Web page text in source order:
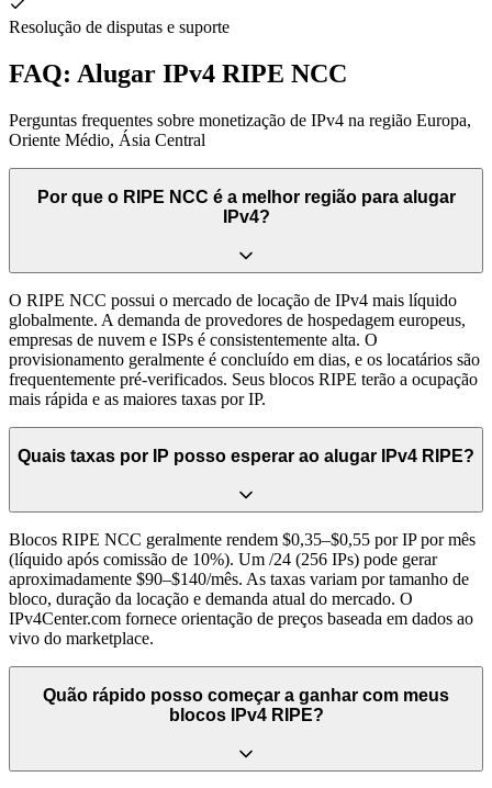
Resolução de disputas e suporte
FAQ: Alugar IPv4 RIPE NCC
Perguntas frequentes sobre monetização de IPv4 na região Europa,
Oriente Médio, Ásia Central
Por que o RIPE NCC é a melhor região para alugar
IPv4?
O RIPE NCC possui o mercado de locação de IPv4 mais líquido
globalmente. A demanda de provedores de hospedagem europeus,
empresas de nuvem e ISPs é consistentemente alta. O
provisionamento geralmente é concluído em dias, e os locatários são
frequentemente pré-verificados. Seus blocos RIPE terão a ocupação
mais rápida e as maiores taxas por IP.
Quais taxas por IP posso esperar ao alugar IPv4 RIPE?
Blocos RIPE NCC geralmente rendem $0,35–$0,55 por IP por mês
(líquido após comissão de 10%). Um /24 (256 IPs) pode gerar
aproximadamente $90–$140/mês. As taxas variam por tamanho de
bloco, duração da locação e demanda atual do mercado. O
IPv4Center.com fornece orientação de preços baseada em dados ao
vivo do marketplace.
Quão rápido posso começar a ganhar com meus
blocos IPv4 RIPE?